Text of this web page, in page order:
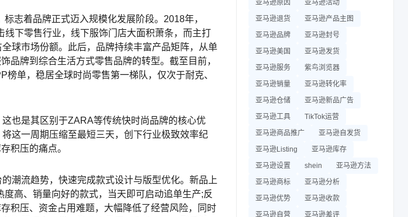
志着品牌正式迈入规模化发展阶段。2018年，
下零售行业，线下服饰门店大面积萧条，而主打
球市场份额。此后，品牌持续丰富产品矩阵，从单
品牌到综合生活方式零售品牌的转型。截至目前，
单，稳居全球时尚零售第一梯队，仅次于耐克、
也是其区别于ZARA等传统快时尚品牌的核心优
这一周期压缩至最短三天，创下行业极致效率纪
积压的痛点。
潮流趋势，快速完成款式设计与版型优化。新品上
高、销量向好的款式，当天即可启动追单生产;反
积压、资金占用难题，大幅降低了经营风险，同时
亚马逊原因
亚马逊活动
亚马逊退货
亚马逊产品主图
亚马逊品牌
亚马逊封号
亚马逊美国
亚马逊发货
亚马逊服务
紫鸟浏览器
亚马逊销量
亚马逊转化率
亚马逊仓储
亚马逊新品广告
亚马逊工具
TikTok运营
亚马逊商品推广
亚马逊自发货
亚马逊Listing
亚马逊库存
亚马逊设置
shein
亚马逊方法
亚马逊商标
亚马逊分析
亚马逊优势
亚马逊收款
亚马逊自营
亚马逊差评